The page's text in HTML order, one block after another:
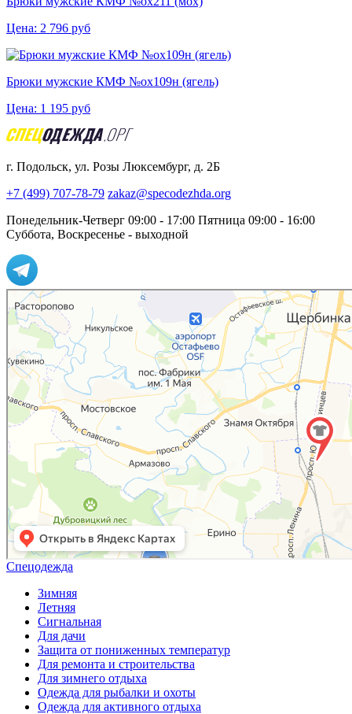
Цена: 2 796 руб
Брюки мужские КМФ №ох109н (ягель)
Цена: 1 195 руб
г. Подольск, ул. Розы Люксембург, д. 2Б
+7 (499) 707-78-79 zakaz@specodezhda.org
Понедельник-Четверг 09:00 - 17:00 Пятница 09:00 - 16:00
Суббота, Воскресенье - выходной
Спецодежда
Зимняя
Летняя
Сигнальная
Для дачи
Защита от пониженных температур
Для ремонта и строительства
Для зимнего отдыха
Одежда для рыбалки и охоты
Одежда для активного отдыха